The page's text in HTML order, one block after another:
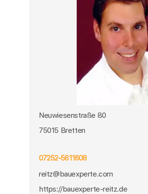
Neuwiesenstraße 80
75015 Bretten
07252-5611608
reitz@bauexperte.com
https://bauexperte-reitz.de